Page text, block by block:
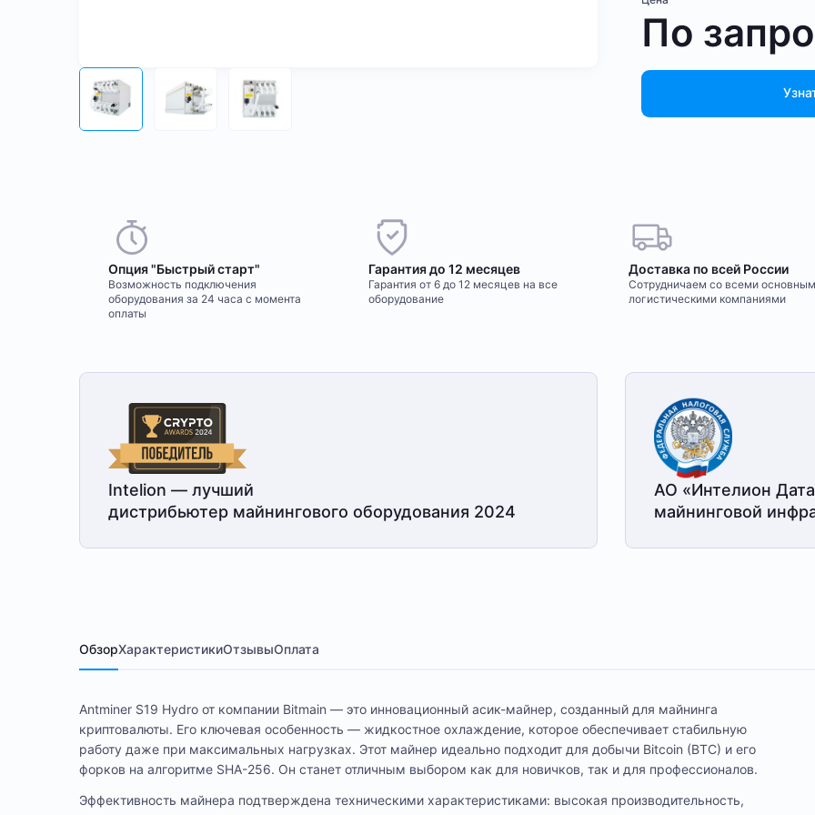
По
Опция "Быстрый старт"
Возможность подключения
оборудования за 24 часа с момента
оплаты
Гарантия до 12 месяцев
Гарантия от 6 до 12 месяцев на все
оборудование
Доставка по всей России
Сотрудничаем со всеми
логистическими компаниями
Intelion — лучший
дистрибьютер майнингового оборудования 2024
АО «Интелион
майнинговой
ОбзорХарактеристикиОтзывыОплата
Antminer S19 Hydro от компании Bitmain — это инновационный асик-майнер, созданный для майнинга
криптовалюты. Его ключевая особенность — жидкостное охлаждение, которое обеспечивает стабильную
работу даже при максимальных нагрузках. Этот майнер идеально подходит для добычи Bitcoin (BTC) и его
форков на алгоритме SHA-256. Он станет отличным выбором как для новичков, так и для профессионалов.
Эффективность майнера подтверждена техническими характеристиками: высокая производительность,